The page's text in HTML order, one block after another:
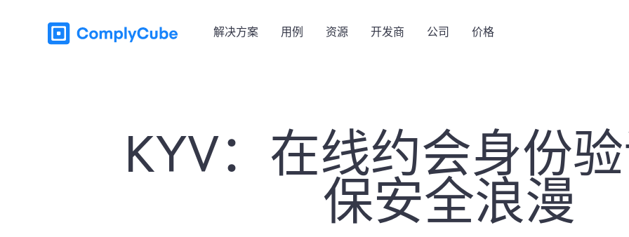
解决方案 用例 资源 开发商 公司 价格
KYV：在线约会身份
保安全浪漫